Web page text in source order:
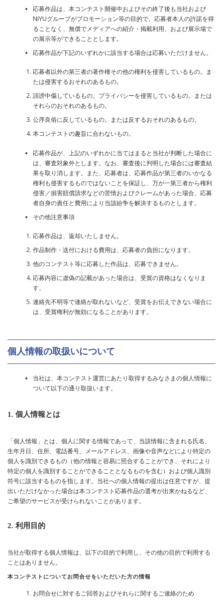
応募作品は、本コンテスト開催中およびその終了後も当社および
NIYUグループがプロモーション等の目的で、応募者本人の許諾を得
ることなく、無償でメディアへの紹介・掲載利用、および展示場で
の展示等ができることとします。
応募作品が下記のいずれかに該当する場合は応募いただけません。
応募者以外の第三者の著作権その他の権利を侵害しているもの。ま
たは侵害するおそれのあるもの。
誹謗中傷しているもの。プライバシーを侵害しているもの。または
それらのおそれのあるもの。
公序良俗に反しているもの。または反するおそれのあるもの。
本コンテストの趣旨に合わないもの。
応募作品が、上記のいずれかに当てはまると当社が判断した場合に
は、審査対象外とします。なお、審査後に判明した場合には審査結
果を取り消します。また、応募者は、応募作品が第三者のいかなる
権利も侵害するものではないことを保証し、万が一第三者から権利
侵害／損害賠償請求などの苦情およびクレームがあった場合、応募
者自身の責任と費用により当該紛争を解決するものとします。
その他注意事項
応募作品は、返却いたしません。
作品制作・送付における費用は、応募者の負担になります。
他のコンテスト等に応募した作品は、応募できません。
応募内容に虚偽の記載があった場合は、受賞の資格はなくなりま
す。
連絡先不明等で連絡が取れないなど、受賞をお伝えできない場合に
は、受賞権利が無効になることがあります。
個人情報の取扱いについて
当社は、本コンテスト運営にあたり取得するみなさまの個人情報に
ついて以下の通り取扱います。
1. 個人情報とは
「個人情報」とは、個人に関する情報であって、当該情報に含まれる氏名、
生年月日、住所、電話番号、メールアドレス、画像や音声などにより特定の
個人を識別できるもの（他の情報と容易に照合することができ、それにより
特定の個人を識別することができることとなるものを含む）および個人識別
符号に該当するものを指します。当社への個人情報の提出は任意ですが、提
出いただけなかった場合は本コンテスト応募作品の選考が出来かねるなど、
ご希望のサービスが受けられないことがあります。
2. 利用目的
当社が取得する個人情報は、以下の目的で利用し、その他の目的で利用する
ことはありません。
本コンテストについてお問合せをいただいた方の情報
お問合せに対するご回答およびそれらに関するご連絡のため